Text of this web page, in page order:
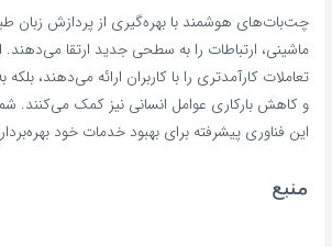
ماشینی، ارتباطات را به سطحی جدید ارتقا می‌دهند.
تعاملات کارآمدتری را با کاربران ارائه می‌دهند، بلکه
و کاهش بارکاری عوامل انسانی نیز کمک می‌کنند. شما
این فناوری پیشرفته برای بهبود خدمات خود
منبع